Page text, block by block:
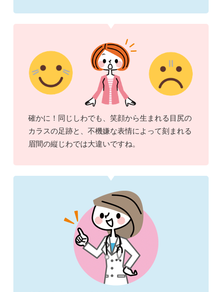
確かに！同じしわでも、笑顔から生まれる目尻の
カラスの足跡と、不機嫌な表情によって刻まれる
眉間の縦じわでは大違いですね。